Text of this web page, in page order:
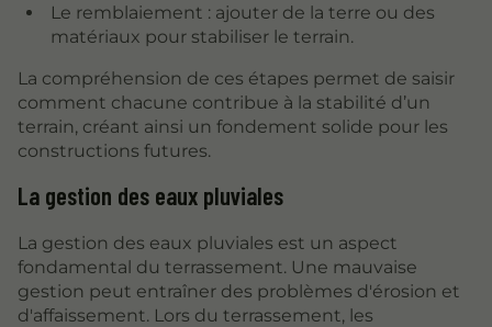
Le remblaiement : ajouter de la terre ou des
matériaux pour stabiliser le terrain.
La compréhension de ces étapes permet de saisir
comment chacune contribue à la stabilité d’un
terrain, créant ainsi un fondement solide pour les
constructions futures.
La gestion des eaux pluviales
La gestion des eaux pluviales est un aspect
fondamental du terrassement. Une mauvaise
gestion peut entraîner des problèmes d'érosion et
d'affaissement. Lors du terrassement, les